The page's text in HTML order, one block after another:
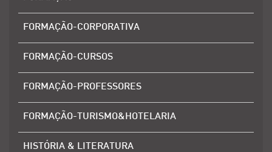
FORMAÇÃO-CORPORATIVA
FORMAÇÃO-CURSOS
FORMAÇÃO-PROFESSORES
FORMAÇÃO-TURISMO&HOTELARIA
HISTÓRIA & LITERATURA